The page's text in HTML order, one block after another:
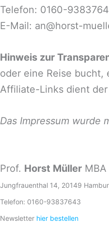
Telefon: 0160-
E-Mail: an@horst-
Hinweis zur
oder eine Reise bucht,
Affiliate-Links dient
Das Impressum wurde
Prof. Horst Müller MBA
Jungfrauenthal 14, 20149
Telefon: 0160-93837643
Newsletter hier bestellen